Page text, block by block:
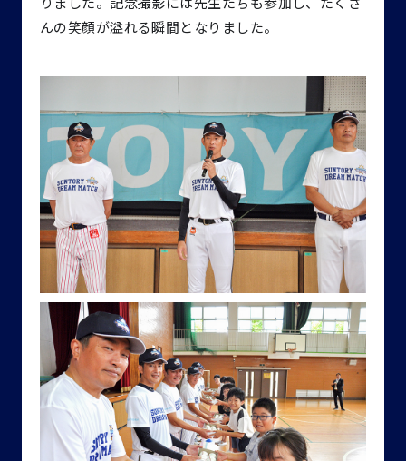
んの笑顔が溢れる瞬間となりました。